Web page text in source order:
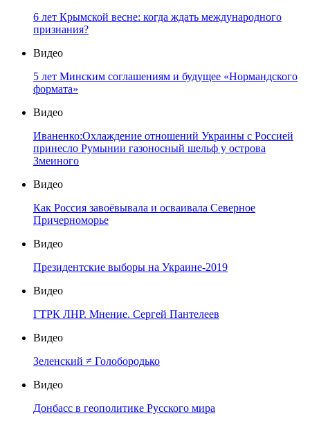
6 лет Крымской весне: когда ждать международного
признания?
Видео
5 лет Минским соглашениям и будущее «Нормандского
формата»
Видео
Иваненко:Охлаждение отношений Украины с Россией
принесло Румынии газоносный шельф у острова
Змеиного
Видео
Как Россия завоёвывала и осваивала Северное
Причерноморье
Видео
Президентские выборы на Украине-2019
Видео
ГТРК ЛНР. Мнение. Сергей Пантелеев
Видео
Зеленский ≠ Голобородько
Видео
Донбасс в геополитике Русского мира